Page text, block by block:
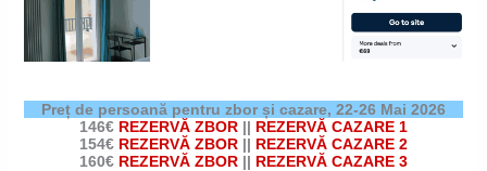
Preț de persoană pentru zbor și cazare, 22-26 Mai 2026
146€ REZERVĂ ZBOR || REZERVĂ CAZARE 1
154€ REZERVĂ ZBOR || REZERVĂ CAZARE 2
160€ REZERVĂ ZBOR || REZERVĂ CAZARE 3